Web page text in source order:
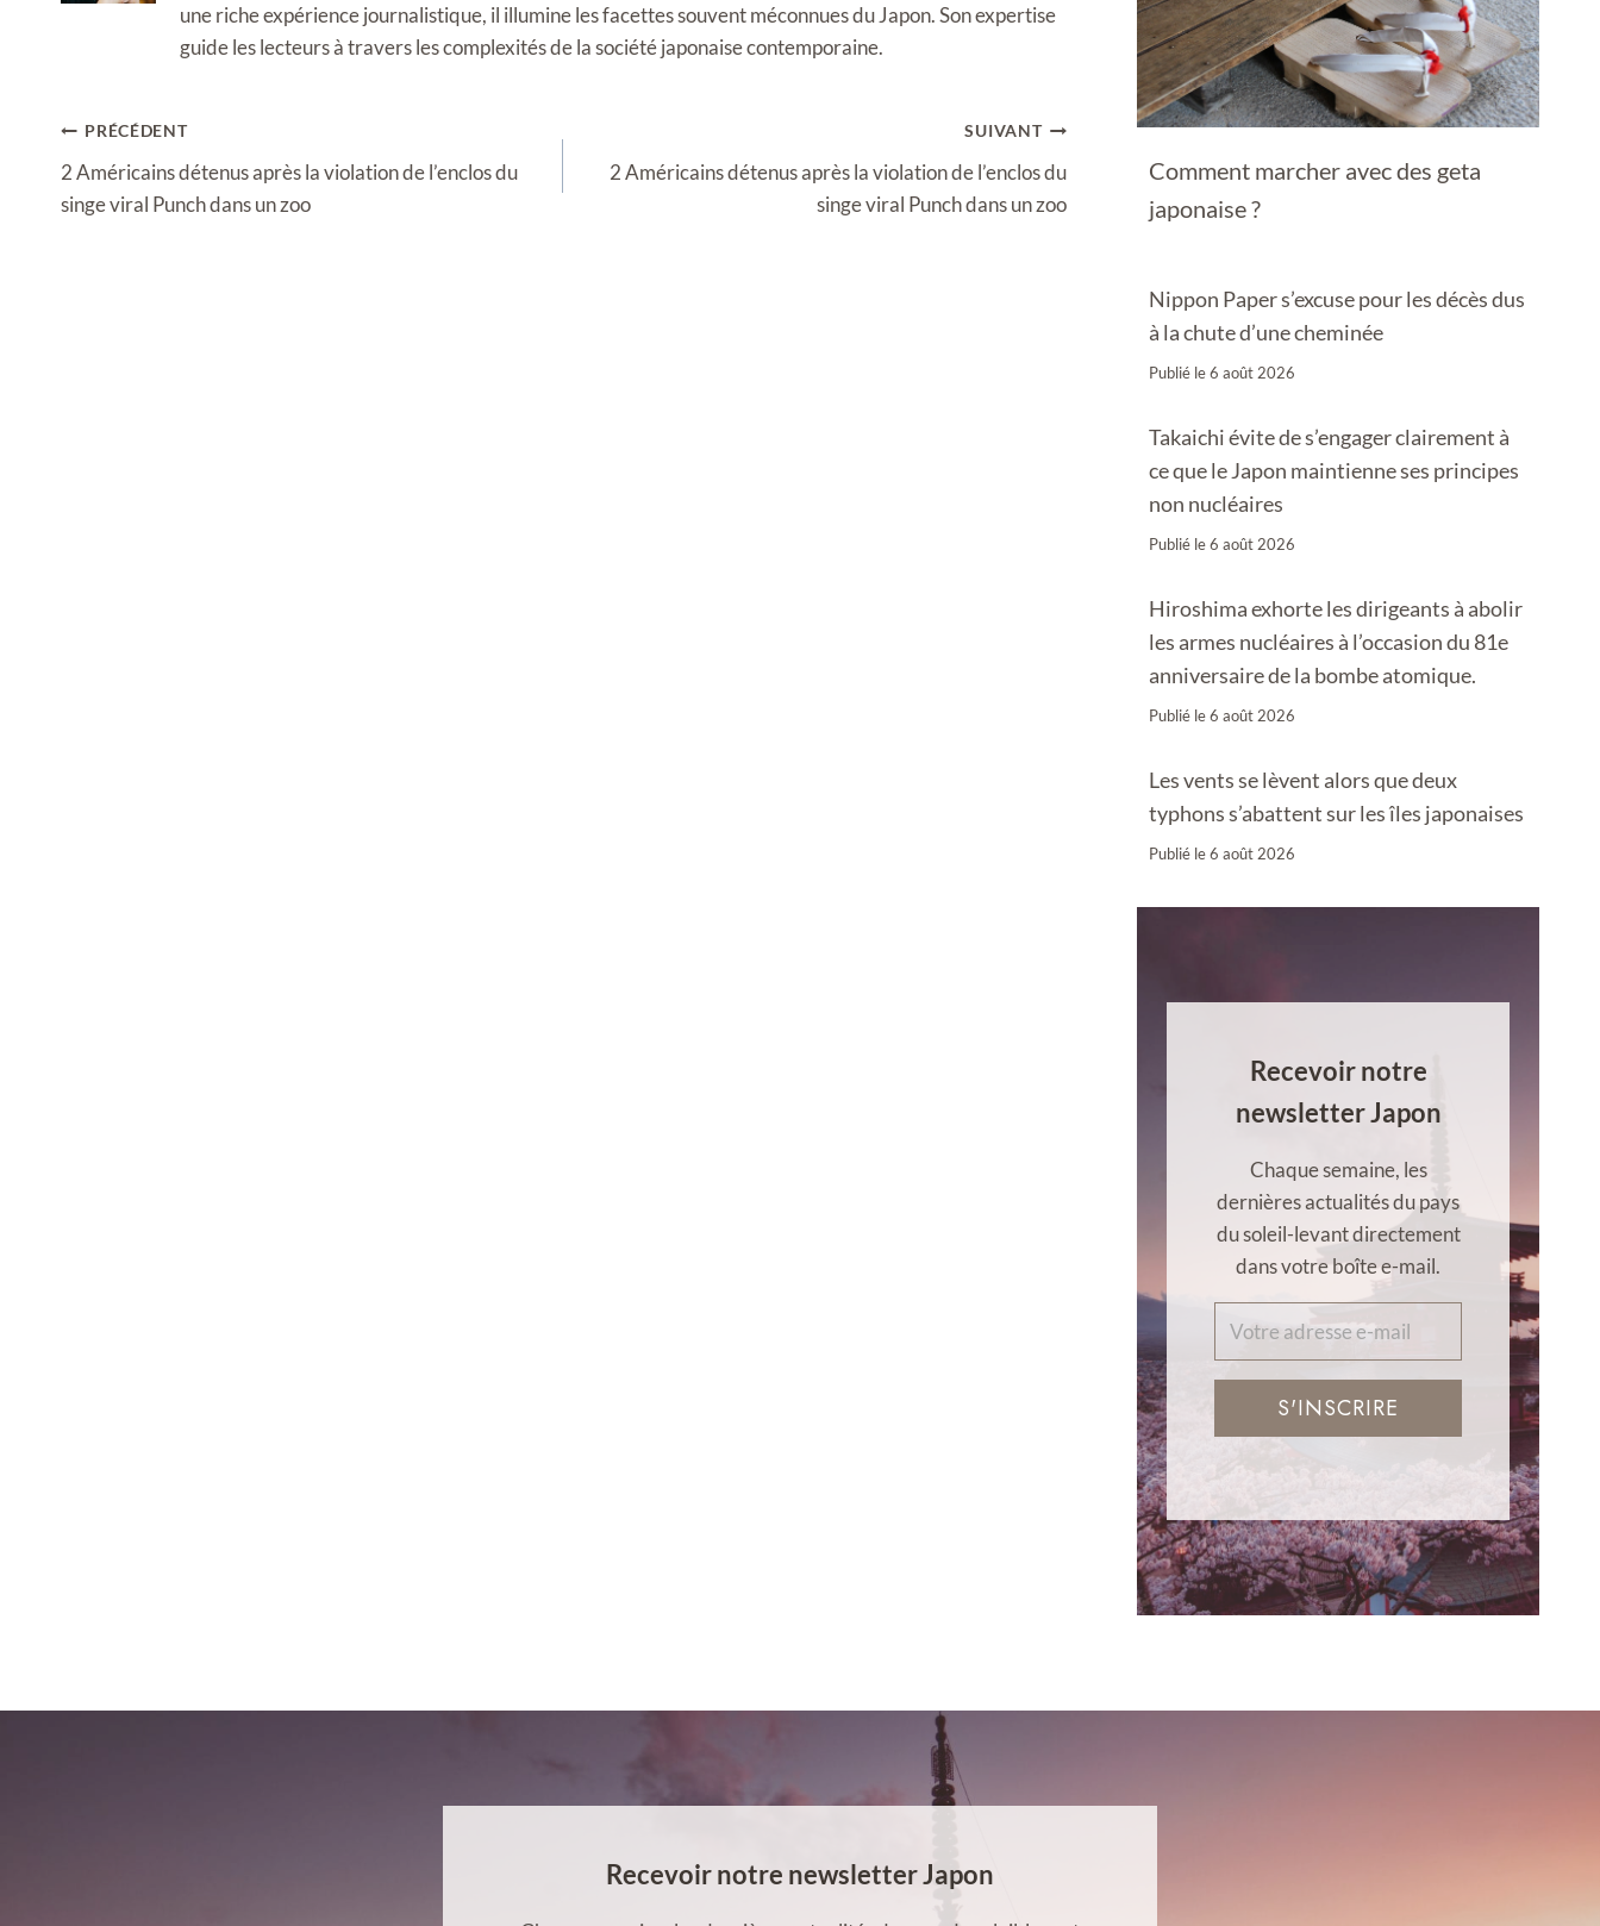
une riche expérience journalistique, il illumine les facettes souvent méconnues du Japon. Son expertise
guide les lecteurs à travers les complexités de la société japonaise contemporaine.
Navigation
de
l’article
PRÉCÉDENT
2 Américains détenus après la violation de l’enclos du
singe viral Punch dans un zoo
SUIVANT
2 Américains détenus après la violation de l’enclos du
singe viral Punch dans un zoo
Comment marcher avec des geta
japonaise ?
Nippon Paper s’excuse pour les décès dus
à la chute d’une cheminée
Publié le6 août 2026
Takaichi évite de s’engager clairement à
ce que le Japon maintienne ses principes
non nucléaires
Publié le6 août 2026
Hiroshima exhorte les dirigeants à abolir
les armes nucléaires à l’occasion du 81e
anniversaire de la bombe atomique.
Publié le6 août 2026
Les vents se lèvent alors que deux
typhons s’abattent sur les îles japonaises
Publié le6 août 2026
Recevoir notre
newsletter Japon
Chaque semaine, les
dernières actualités du pays
du soleil-levant directement
dans votre boîte e-mail.
S'INSCRIRE
Recevoir notre newsletter Japon